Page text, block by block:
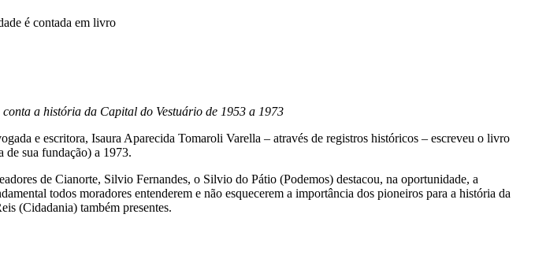
é contada em livro
a história da Capital do Vestuário de 1953 a 1973
e escritora, Isaura Aparecida Tomaroli Varella – através de registros históricos – escreveu o livro
de sua fundação) a 1973.
de Cianorte, Silvio Fernandes, o Silvio do Pátio (Podemos) destacou, na oportunidade, a
todos moradores entenderem e não esquecerem a importância dos pioneiros para a história da
(Cidadania) também presentes.